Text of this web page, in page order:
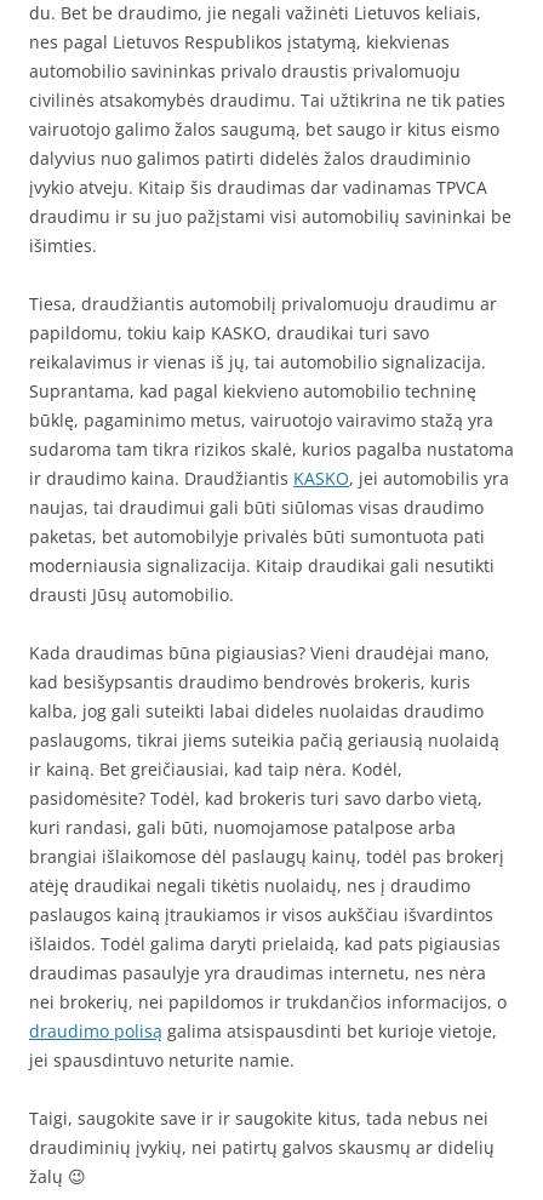
du. Bet be draudimo, jie negali važinėti Lietuvos keliais,
nes pagal Lietuvos Respublikos įstatymą, kiekvienas
automobilio savininkas privalo draustis privalomuoju
civilinės atsakomybės draudimu. Tai užtikrina ne tik paties
vairuotojo galimo žalos saugumą, bet saugo ir kitus eismo
dalyvius nuo galimos patirti didelės žalos draudiminio
įvykio atveju. Kitaip šis draudimas dar vadinamas TPVCA
draudimu ir su juo pažįstami visi automobilių savininkai be
išimties.
Tiesa, draudžiantis automobilį privalomuoju draudimu ar
papildomu, tokiu kaip KASKO, draudikai turi savo
reikalavimus ir vienas iš jų, tai automobilio signalizacija.
Suprantama, kad pagal kiekvieno automobilio techninę
būklę, pagaminimo metus, vairuotojo vairavimo stažą yra
sudaroma tam tikra rizikos skalė, kurios pagalba nustatoma
ir draudimo kaina. Draudžiantis KASKO, jei automobilis yra
naujas, tai draudimui gali būti siūlomas visas draudimo
paketas, bet automobilyje privalės būti sumontuota pati
moderniausia signalizacija. Kitaip draudikai gali nesutikti
drausti Jūsų automobilio.
Kada draudimas būna pigiausias? Vieni draudėjai mano,
kad besišypsantis draudimo bendrovės brokeris, kuris
kalba, jog gali suteikti labai dideles nuolaidas draudimo
paslaugoms, tikrai jiems suteikia pačią geriausią nuolaidą
ir kainą. Bet greičiausiai, kad taip nėra. Kodėl,
pasidomėsite? Todėl, kad brokeris turi savo darbo vietą,
kuri randasi, gali būti, nuomojamose patalpose arba
brangiai išlaikomose dėl paslaugų kainų, todėl pas brokerį
atėję draudikai negali tikėtis nuolaidų, nes į draudimo
paslaugos kainą įtraukiamos ir visos aukščiau išvardintos
išlaidos. Todėl galima daryti prielaidą, kad pats pigiausias
draudimas pasaulyje yra draudimas internetu, nes nėra
nei brokerių, nei papildomos ir trukdančios informacijos, o
draudimo polisą galima atsispausdinti bet kurioje vietoje,
jei spausdintuvo neturite namie.
Taigi, saugokite save ir ir saugokite kitus, tada nebus nei
draudiminių įvykių, nei patirtų galvos skausmų ar didelių
žalų 😉